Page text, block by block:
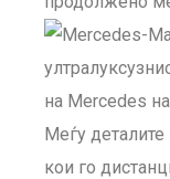
на Mercedes
Меѓу деталите
кои го